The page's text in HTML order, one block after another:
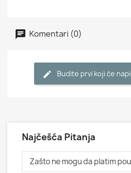
Komentari (0)
Budite prvi koji će
Najčešća Pitanja
Zašto ne mogu da platim